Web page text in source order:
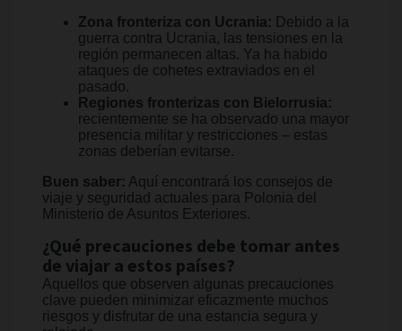
Zona fronteriza con Ucrania: Debido a la
guerra contra Ucrania, las tensiones en la
región permanecen altas. Ya ha habido
ataques de cohetes extraviados en el
pasado.
Regiones fronterizas con Bielorrusia:
recientemente se ha observado una mayor
presencia militar y restricciones – estas
zonas deberían evitarse.
Buen saber: Aquí encontrará los consejos de
viaje y seguridad actuales para Polonia del
Ministerio de Asuntos Exteriores.
¿Qué precauciones debe tomar antes
de viajar a estos países?
Aquellos que observen algunas precauciones
clave pueden minimizar eficazmente muchos
riesgos y disfrutar de una estancia segura y